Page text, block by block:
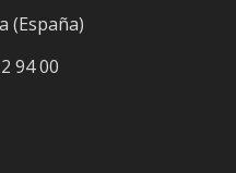
(España)
94 00